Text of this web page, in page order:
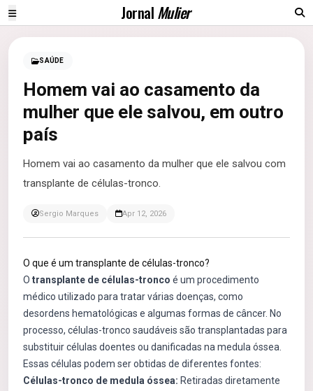
JornalMulier
SAÚDE
Homem vai ao casamento da
mulher que ele salvou, em outro
país
Homem vai ao casamento da mulher que ele salvou com
transplante de células-tronco.
Sergio Marques Apr 12, 2026
O que é um transplante de células-tronco?
O transplante de células-tronco é um procedimento
médico utilizado para tratar várias doenças, como
desordens hematológicas e algumas formas de câncer. No
processo, células-tronco saudáveis são transplantadas para
substituir células doentes ou danificadas na medula óssea.
Essas células podem ser obtidas de diferentes fontes:
Células-tronco de medula óssea: Retiradas diretamente